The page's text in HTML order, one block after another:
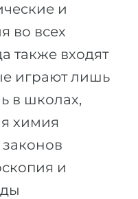
поступают
и
во всех
также входят
играют лишь
в школах,
химия
и